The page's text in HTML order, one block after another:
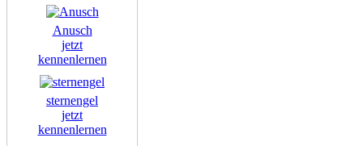
Anusch
jetzt
kennenlernen
sternengel
jetzt
kennenlernen